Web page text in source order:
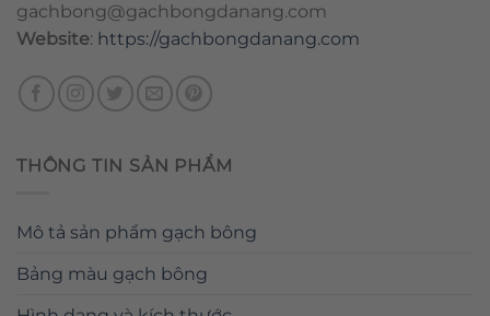
gachbong@gachbongdanang.com
Website: https://gachbongdanang.com
THÔNG TIN SẢN PHẨM
Mô tả sản phẩm gạch bông
Bảng màu gạch bông